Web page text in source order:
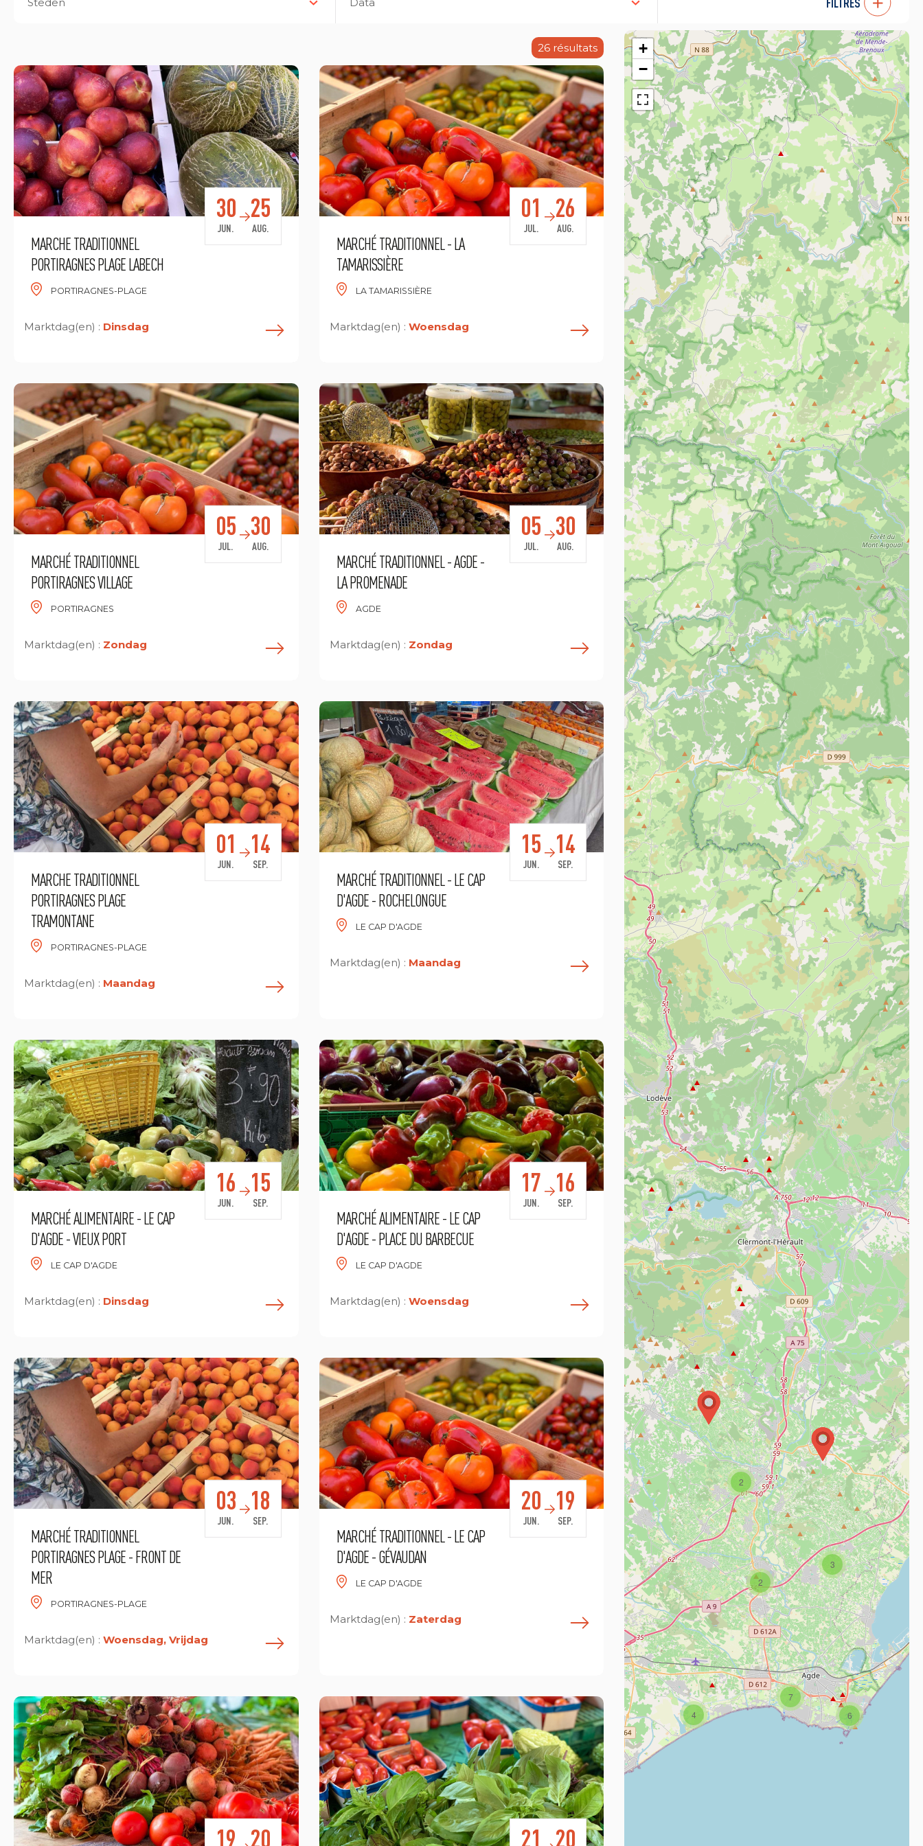
FILTRES
26 résultats
MARCHE TRADITIONNEL
PORTIRAGNES PLAGE LABECH
PORTIRAGNES-PLAGE
30
JUN.
25
AUG.
Marktdag(en) : Dinsdag En savoir plus
MARCHÉ TRADITIONNEL - LA
TAMARISSIÈRE
LA TAMARISSIÈRE
01
JUL.
26
AUG.
Marktdag(en) : Woensdag En savoir plus
MARCHÉ TRADITIONNEL
PORTIRAGNES VILLAGE
PORTIRAGNES
05
JUL.
30
AUG.
Marktdag(en) : Zondag En savoir plus
MARCHÉ TRADITIONNEL - AGDE -
LA PROMENADE
AGDE
05
JUL.
30
AUG.
Marktdag(en) : Zondag En savoir plus
MARCHE TRADITIONNEL
PORTIRAGNES PLAGE
TRAMONTANE
PORTIRAGNES-PLAGE
01
JUN.
14
SEP.
Marktdag(en) : Maandag
MARCHÉ TRADITIONNEL - LE CAP
D'AGDE - ROCHELONGUE
LE CAP D'AGDE
15
JUN.
14
SEP.
Marktdag(en) : Maandag En savoir plus
MARCHÉ ALIMENTAIRE - LE CAP
D'AGDE - VIEUX PORT
LE CAP D'AGDE
16
JUN.
15
SEP.
Marktdag(en) : Dinsdag En savoir plus
MARCHÉ ALIMENTAIRE - LE CAP
D'AGDE - PLACE DU BARBECUE
LE CAP D'AGDE
17
JUN.
16
SEP.
Marktdag(en) : Woensdag En savoir plus
MARCHÉ TRADITIONNEL
PORTIRAGNES PLAGE - FRONT DE
MER
PORTIRAGNES-PLAGE
03
JUN.
18
SEP.
Marktdag(en) : Woensdag, Vrijdag
MARCHÉ TRADITIONNEL - LE CAP
D'AGDE - GÉVAUDAN
LE CAP D'AGDE
20
JUN.
19
SEP.
Marktdag(en) : Zaterdag En savoir plus
19 20 21 20
2
2
3
6
7
4
+
−